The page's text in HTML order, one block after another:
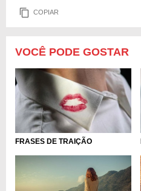
COPIAR
VOCÊ PODE GOSTAR
FRASES DE TRAIÇÃO